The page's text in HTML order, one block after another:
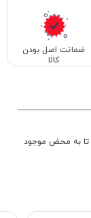
ضمانت اصل بودن
کالا
تا به محض موجود